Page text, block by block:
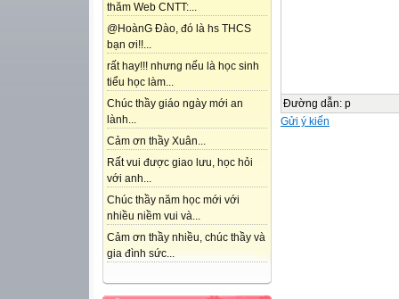
thăm Web CNTT:...
@HoànG Đào, đó là hs THCS
bạn ơi!!...
rất hay!!! nhưng nếu là học sinh
tiểu học làm...
Chúc thầy giáo ngày mới an
lành...
Cảm ơn thầy Xuân...
Rất vui được giao lưu, học hỏi
với anh...
Chúc thầy năm học mới với
nhiều niềm vui và...
Cảm ơn thầy nhiều, chúc thầy và
gia đình sức...
Đường dẫn: p
Gửi ý kiến